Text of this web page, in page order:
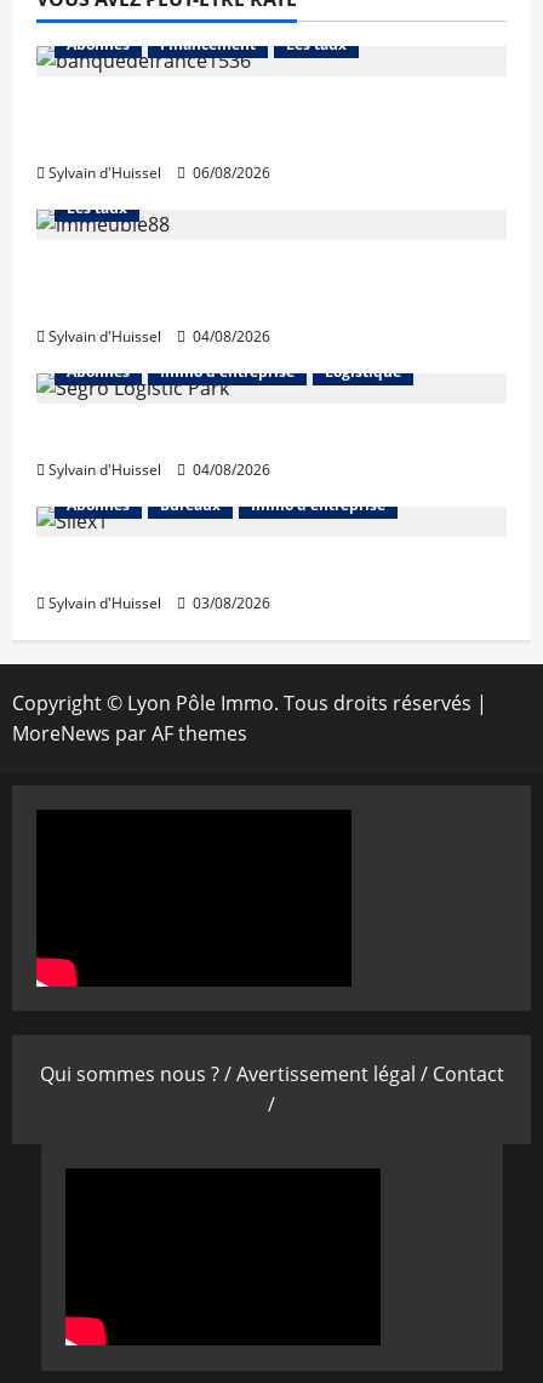
Abonnés Financement Les taux
Sylvain d'Huissel 06/08/2026
Abonnés Financement
Les taux
Sylvain d'Huissel
04/08/2026
Abonnés
Immo d'entreprise Logistique
Sylvain d'Huissel
04/08/2026
Abonnés
Bureaux Immo d'entreprise
Sylvain d'Huissel 03/08/2026
Copyright © Lyon Pôle Immo. Tous droits réservés |
MoreNews par AF themes
Qui sommes nous ? /Avertissement légal / Contact
/